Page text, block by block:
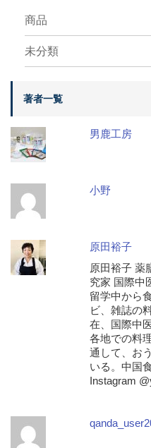
商品
未分類
著者一覧
男鹿工房
小野
原田裕子
原田裕子
究家 国際中
留学中から
ビ、雑誌の
在、国際中
各地での料
通して、お
いる。中国
Instagram